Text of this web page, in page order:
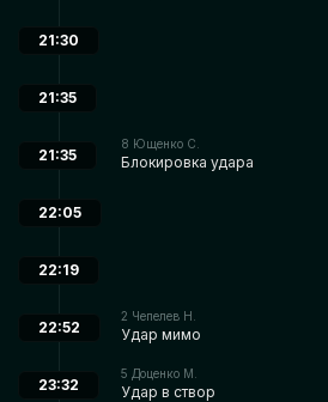
21:30
21:35
8 Ющенко С.
Блокировка удара
21:35
22:05
22:19
2 Чепелев Н.
Удар мимо
22:52
5 Доценко М.
Удар в створ
23:32